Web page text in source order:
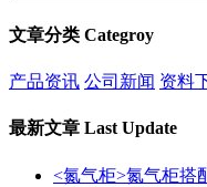
文章分类 Categroy
产品资讯 公司新闻 资料
最新文章 Last Update
<氮气柜>氮气柜搭